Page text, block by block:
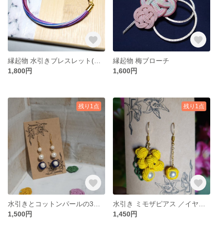
1,800円
縁起物 梅ブローチ
1,600円
残り1点
1,500円
残り1点
1,450円